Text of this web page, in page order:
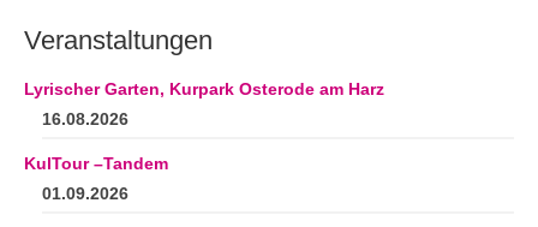
Veranstaltungen
Lyrischer Garten, Kurpark Osterode am Harz
16.08.2026
KulTour –Tandem
01.09.2026